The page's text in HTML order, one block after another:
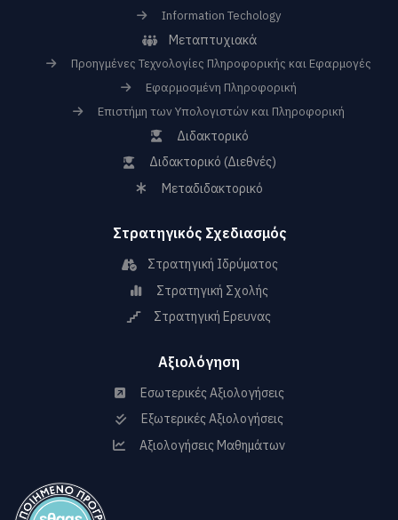
Information Techology
Μεταπτυχιακά
Προηγμένες Τεχνολογίες Πληροφορικής και Εφαρμογές
Εφαρμοσμένη Πληροφορική
Επιστήμη των Υπολογιστών και Πληροφορική
Διδακτορικό
Διδακτορικό (Διεθνές)
Μεταδιδακτορικό
Στρατηγικός Σχεδιασμός
Στρατηγική Ιδρύματος
Στρατηγική Σχολής
Στρατηγική Ερευνας
Αξιολόγηση
Εσωτερικές Αξιολογήσεις
Εξωτερικές Αξιολογήσεις
Αξιολογήσεις Μαθημάτων